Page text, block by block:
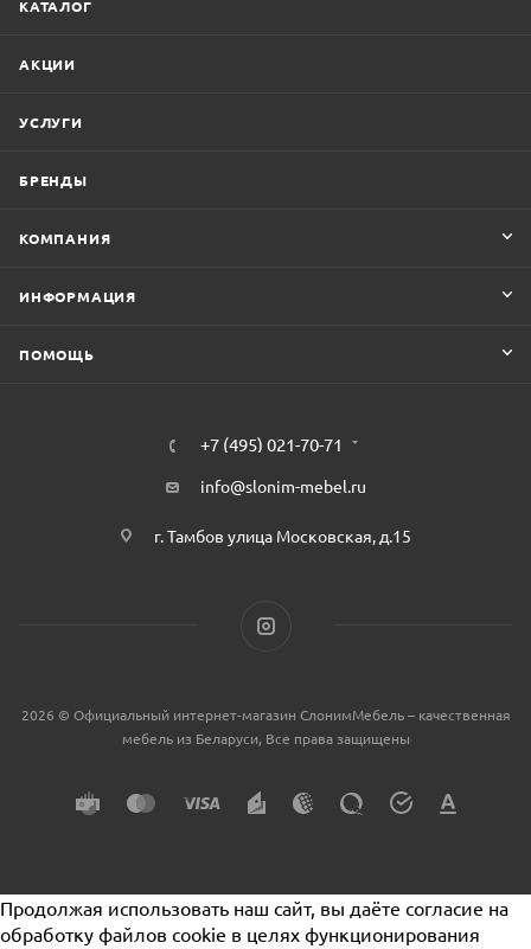
КАТАЛОГ
АКЦИИ
УСЛУГИ
БРЕНДЫ
КОМПАНИЯ
ИНФОРМАЦИЯ
ПОМОЩЬ
+7 (495) 021-70-71
info@slonim-mebel.ru
г. Тамбов улица Московская, д.15
2026 © Официальный интернет-магазин СлонимМебель – качественная
мебель из Беларуси, Все права защищены
Продолжая использовать наш сайт, вы даёте согласие на
обработку файлов cookie в целях функционирования